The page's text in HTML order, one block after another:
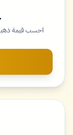
احسب قيمة